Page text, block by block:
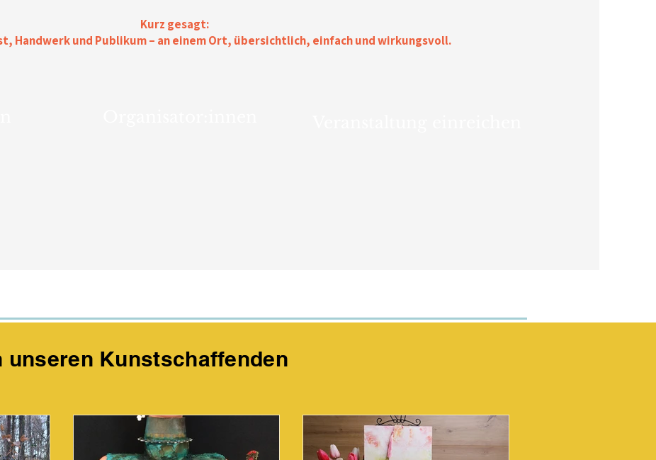
Kurz gesagt:
Handwerk und Publikum – an einem Ort, übersichtlich, einfach und wirkungsvoll.
unseren Kunstschaffenden